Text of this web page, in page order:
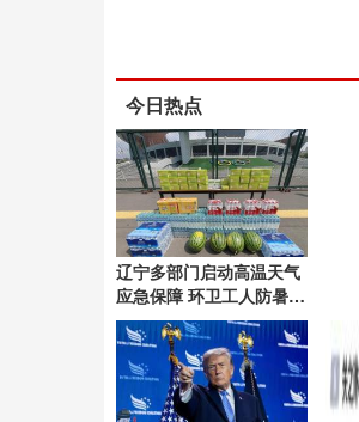
今日热点
辽宁多部门启动高温天气
应急保障 环卫工人防暑降
温措施加强